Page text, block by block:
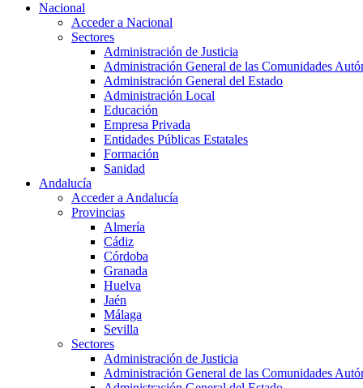
Nacional
Acceder a Nacional
Sectores
Administración de Justicia
Administración General de las Comunidades
Administración General del Estado
Administración Local
Educación
Empresa Privada
Entidades Públicas Estatales
Formación
Sanidad
Andalucía
Acceder a Andalucía
Provincias
Almería
Cádiz
Córdoba
Granada
Huelva
Jaén
Málaga
Sevilla
Sectores
Administración de Justicia
Administración General de las Comunidades